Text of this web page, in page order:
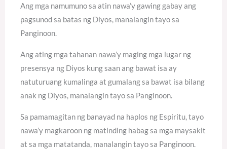
Ang mga namumuno sa atin nawa’y gawing gabay ang
pagsunod sa batas ng Diyos, manalangin tayo sa
Panginoon.
Ang ating mga tahanan nawa’y maging mga lugar ng
presensya ng Diyos kung saan ang bawat isa ay
natuturuang kumalinga at gumalang sa bawat isa bilang
anak ng Diyos, manalangin tayo sa Panginoon.
Sa pamamagitan ng banayad na haplos ng Espiritu, tayo
nawa’y magkaroon ng matinding habag sa mga maysakit
at sa mga matatanda, manalangin tayo sa Panginoon.